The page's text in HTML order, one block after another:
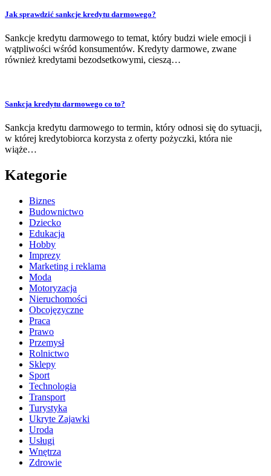
Jak sprawdzić sankcje kredytu darmowego?
Sankcje kredytu darmowego to temat, który budzi wiele emocji i
wątpliwości wśród konsumentów. Kredyty darmowe, zwane
również kredytami bezodsetkowymi, cieszą…
Sankcja kredytu darmowego co to?
Sankcja kredytu darmowego to termin, który odnosi się do sytuacji,
w której kredytobiorca korzysta z oferty pożyczki, która nie
wiąże…
Kategorie
Biznes
Budownictwo
Dziecko
Edukacja
Hobby
Imprezy
Marketing i reklama
Moda
Motoryzacja
Nieruchomości
Obcojęzyczne
Praca
Prawo
Przemysł
Rolnictwo
Sklepy
Sport
Technologia
Transport
Turystyka
Ukryte Zajawki
Uroda
Usługi
Wnętrza
Zdrowie